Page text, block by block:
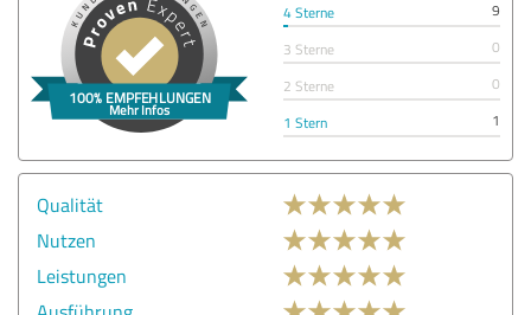
4 Sterne
9
3 Sterne
0
2 Sterne
0
1 Stern
1
Qualität
Nutzen
Leistungen